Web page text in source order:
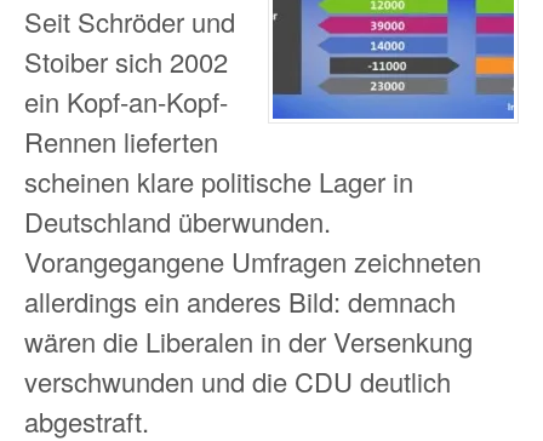
Seit Schröder und
Stoiber sich 2002
ein Kopf-an-Kopf-
Rennen lieferten
scheinen klare politische Lager in
Deutschland überwunden.
Vorangegangene Umfragen zeichneten
allerdings ein anderes Bild: demnach
wären die Liberalen in der Versenkung
verschwunden und die CDU deutlich
abgestraft.